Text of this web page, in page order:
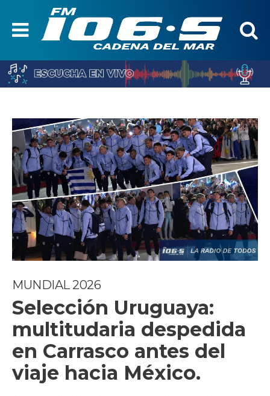
MUNDIAL 2026
Selección Uruguaya:
multitudaria despedida
en Carrasco antes del
viaje hacia México.